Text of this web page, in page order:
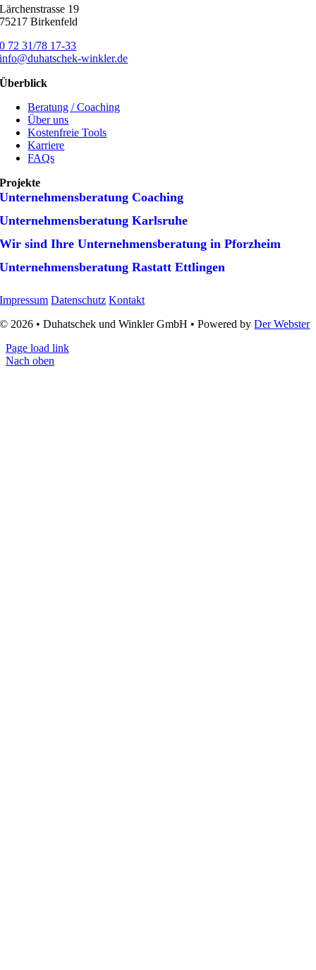
Lärchenstrasse 19
75217 Birkenfeld
0 72 31/78 17-33
info@duhatschek-winkler.de
Überblick
Beratung / Coaching
Über uns
Kostenfreie Tools
Karriere
FAQs
Projekte
Unternehmens­beratung Coaching
Unternehmens­beratung Karlsruhe
Wir sind Ihre Unternehmens­beratung in Pforzheim
Unternehmens­beratung Rastatt Ettlingen
Impressum Datenschutz Kontakt
© 2026 • Duhatschek und Winkler GmbH • Powered byDer Webster
Page load link
Nach oben